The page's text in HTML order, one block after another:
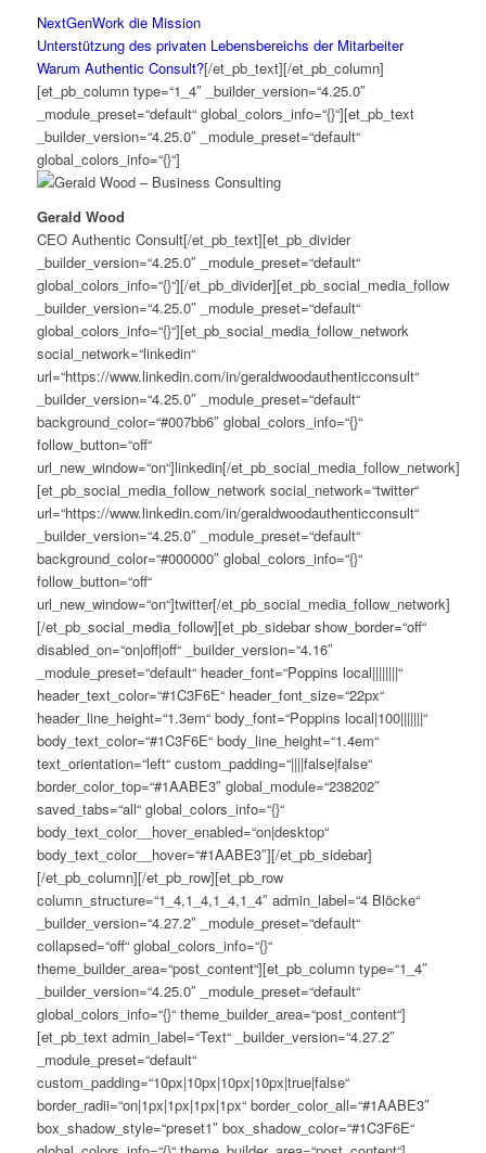
NextGenWork die Mission
Unterstützung des privaten Lebensbereichs der Mitarbeiter
Warum Authentic Consult?[/et_pb_text][/et_pb_column]
[et_pb_column type=“1_4″ _builder_version=“4.25.0″
_module_preset=“default“ global_colors_info=“{}“][et_pb_text
_builder_version=“4.25.0″ _module_preset=“default“
global_colors_info=“{}“]
Gerald Wood
CEO Authentic Consult[/et_pb_text][et_pb_divider
_builder_version=“4.25.0″ _module_preset=“default“
global_colors_info=“{}“][/et_pb_divider][et_pb_social_media_follow
_builder_version=“4.25.0″ _module_preset=“default“
global_colors_info=“{}“][et_pb_social_media_follow_network
social_network=“linkedin“
url=“https://www.linkedin.com/in/geraldwoodauthenticconsult“
_builder_version=“4.25.0″ _module_preset=“default“
background_color=“#007bb6″ global_colors_info=“{}“
follow_button=“off“
url_new_window=“on“]linkedin[/et_pb_social_media_follow_network]
[et_pb_social_media_follow_network social_network=“twitter“
url=“https://www.linkedin.com/in/geraldwoodauthenticconsult“
_builder_version=“4.25.0″ _module_preset=“default“
background_color=“#000000″ global_colors_info=“{}“
follow_button=“off“
url_new_window=“on“]twitter[/et_pb_social_media_follow_network]
[/et_pb_social_media_follow][et_pb_sidebar show_border=“off“
disabled_on=“on|off|off“ _builder_version=“4.16″
_module_preset=“default“ header_font=“Poppins local||||||||“
header_text_color=“#1C3F6E“ header_font_size=“22px“
header_line_height=“1.3em“ body_font=“Poppins local|100|||||||“
body_text_color=“#1C3F6E“ body_line_height=“1.4em“
text_orientation=“left“ custom_padding=“||||false|false“
border_color_top=“#1AABE3″ global_module=“238202″
saved_tabs=“all“ global_colors_info=“{}“
body_text_color__hover_enabled=“on|desktop“
body_text_color__hover=“#1AABE3″][/et_pb_sidebar]
[/et_pb_column][/et_pb_row][et_pb_row
column_structure=“1_4,1_4,1_4,1_4″ admin_label=“4 Blöcke“
_builder_version=“4.27.2″ _module_preset=“default“
collapsed=“off“ global_colors_info=“{}“
theme_builder_area=“post_content“][et_pb_column type=“1_4″
_builder_version=“4.25.0″ _module_preset=“default“
global_colors_info=“{}“ theme_builder_area=“post_content“]
[et_pb_text admin_label=“Text“ _builder_version=“4.27.2″
_module_preset=“default“
custom_padding=“10px|10px|10px|10px|true|false“
border_radii=“on|1px|1px|1px|1px“ border_color_all=“#1AABE3″
box_shadow_style=“preset1″ box_shadow_color=“#1C3F6E“